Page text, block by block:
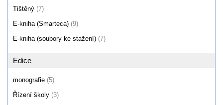
Tištěný (7)
E-kniha (Smarteca) (9)
E-kniha (soubory ke stažení) (7)
Edice
monografie (5)
Řízení školy (3)